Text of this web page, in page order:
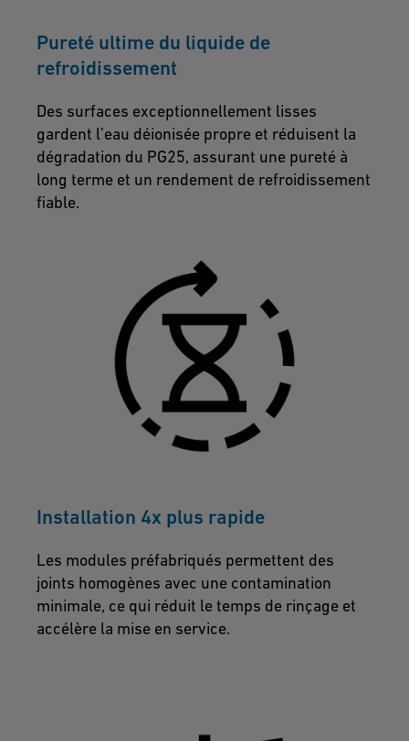
Pureté ultime du liquide de
refroidissement
Des surfaces exceptionnellement lisses
gardent l’eau déionisée propre et réduisent la
dégradation du PG25, assurant une pureté à
long terme et un rendement de refroidissement
fiable.
Installation 4x plus rapide
Les modules préfabriqués permettent des
joints homogènes avec une contamination
minimale, ce qui réduit le temps de rinçage et
accélère la mise en service.